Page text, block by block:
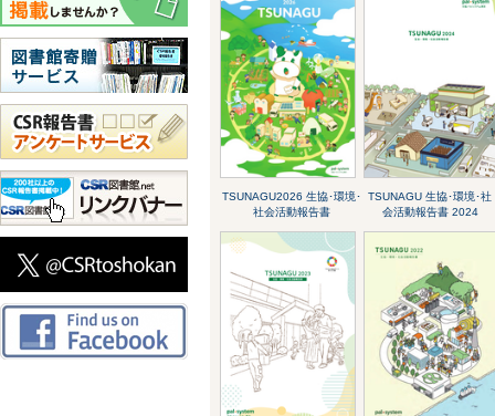
TSUNAGU2026 生協･環境･
社会活動報告書
TSUNAGU 生協･環境･社
会活動報告書 2024